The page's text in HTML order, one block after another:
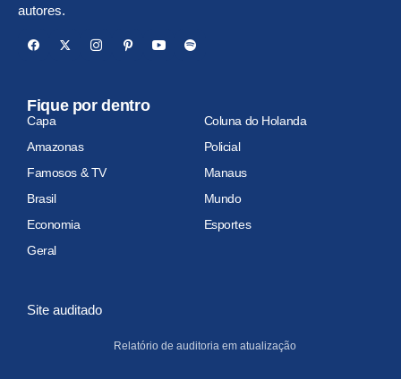
autores.
Fique por dentro
Capa
Coluna do Holanda
Amazonas
Policial
Famosos & TV
Manaus
Brasil
Mundo
Economia
Esportes
Geral
Site auditado
Relatório de auditoria em atualização